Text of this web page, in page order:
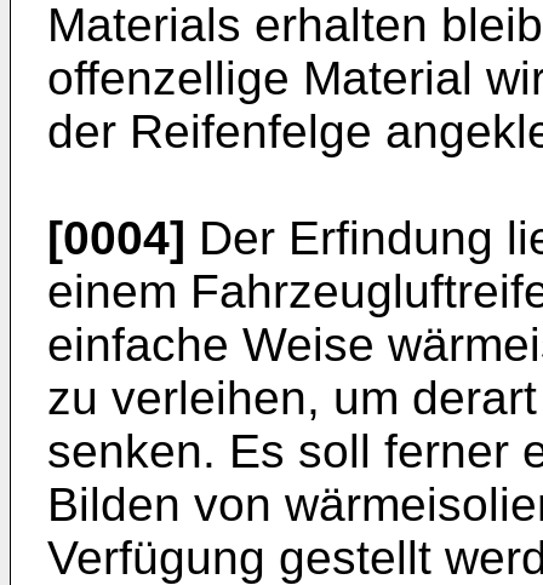
Materials erhalten
offenzellige Material
der Reifenfelge
[0004] Der Erfindung
einem
einfache Weise
zu verleihen, um
senken. Es soll ferner
Bilden von
Verfügung gestellt